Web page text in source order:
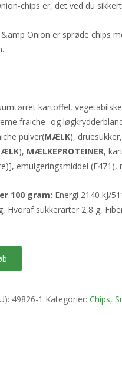
chips er, det ved du
&amp Onion er sprøde chips
kartoffel,
fraiche- og
pulver(MÆLK),
), MÆLKEPROTEINER,
emulgeringsmiddel (E471),
100 gram: Energi 2140 kJ/
Hvoraf sukkerarter 2,8 g,
49826-1 Kategorier: Chips,